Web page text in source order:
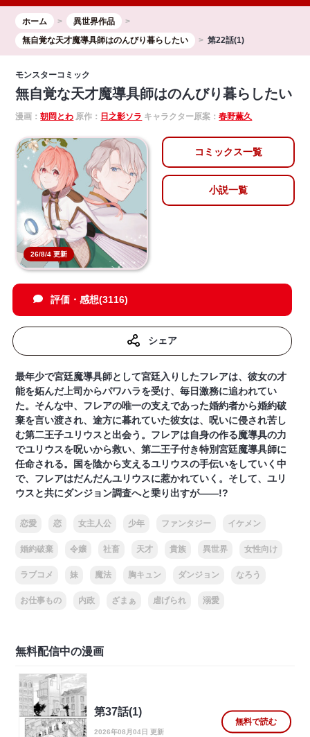
ホーム
異世界作品
無自覚な天才魔導具師はのんびり暮らしたい
第22話(1)
モンスターコミック
無自覚な天才魔導具師はのんびり暮らしたい
漫画：朝岡とわ 原作： 日之影ソラ キャラクター原案：春野薫久
26/8/4 更新
コミックス一覧
小説一覧
評価・感想(3116)
シェア
最年少で宮廷魔導具師として宮廷入りしたフレアは、彼女の才
能を妬んだ上司からパワハラを受け、毎日激務に追われてい
た。そんな中、フレアの唯一の支えであった婚約者から婚約破
棄を言い渡され、途方に暮れていた彼女は、呪いに侵され苦し
む第二王子ユリウスと出会う。フレアは自身の作る魔導具の力
でユリウスを呪いから救い、第二王子付き特別宮廷魔導具師に
任命される。国を陰から支えるユリウスの手伝いをしていく中
で、フレアはだんだんユリウスに惹かれていく。そして、ユリ
ウスと共にダンジョン調査へと乗り出すが――!?
恋愛 恋 女主人公 少年 ファンタジー イケメン
婚約破棄 令嬢 社畜 天才 貴族 異世界 女性向け
ラブコメ 妹 魔法 胸キュン ダンジョン なろう
お仕事もの 内政 ざまぁ 虐げられ 溺愛
無料配信中の漫画
第37話(1)
2026年08月04日 更新
無料で読む